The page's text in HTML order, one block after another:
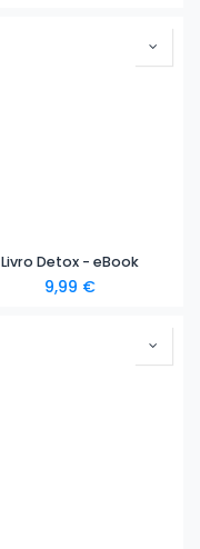
Livro Detox - eBook
9,99 €